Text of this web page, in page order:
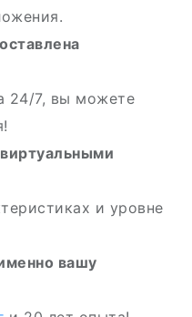
24/7, вы можете
и уровне
вашу